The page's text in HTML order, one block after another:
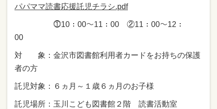
パパママ読書応援託児チラシ.pdf
⓵10：00～11：00 ②11：00～12：
00
対 象：金沢市図書館利用者カードをお持ちの保護
者の方
託児対象：６ヵ月～１歳６ヵ月のお子様
託児場所：玉川こども図書館２階 読書活動室